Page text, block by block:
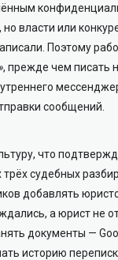
власти или
Поэтому
, прежде чем писать
сообщений.
что
судебных
добавлять
а юрист не
документы —
историю